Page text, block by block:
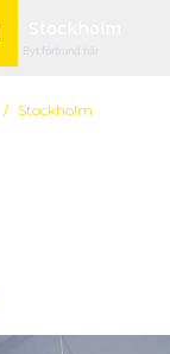
Byt förbund här
/ Stockholm